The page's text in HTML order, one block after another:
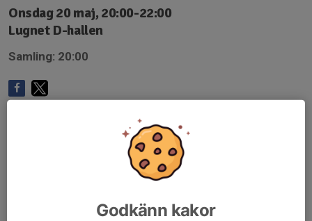
Onsdag 20 maj, 20:00-22:00
Lugnet D-hallen
Samling: 20:00
Godkänn kakor